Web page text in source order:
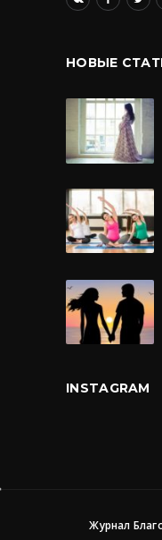
НОВЫЕ
INSTAGRAM
Журнал